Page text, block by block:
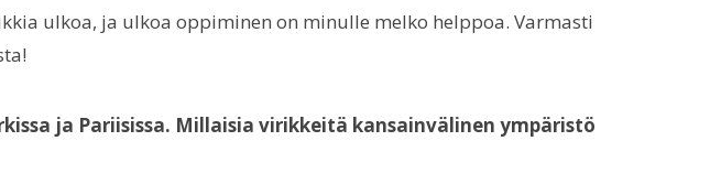
ulkoa, ja ulkoa oppiminen on minulle melko helppoa. Varmasti
ja Pariisissa. Millaisia virikkeitä kansainvälinen ympäristö